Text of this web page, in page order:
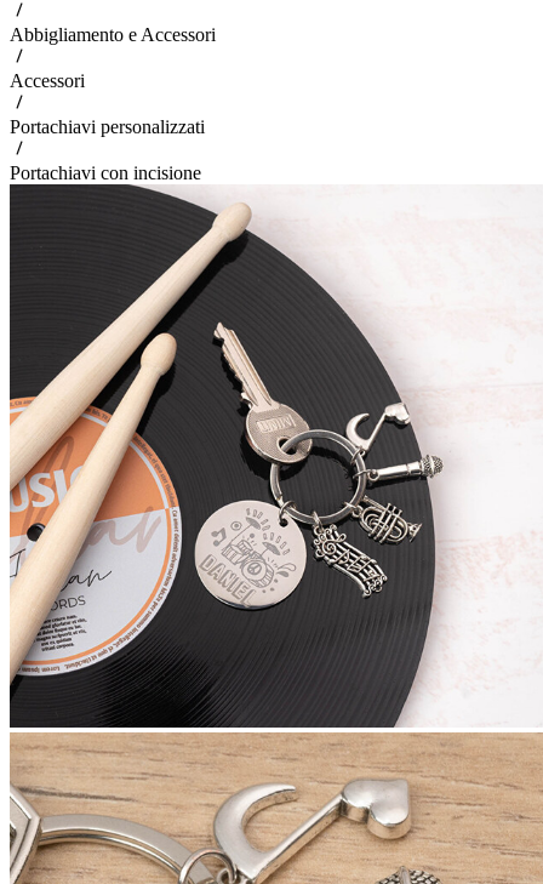
Abbigliamento e Accessori
Accessori
Portachiavi personalizzati
Portachiavi con incisione